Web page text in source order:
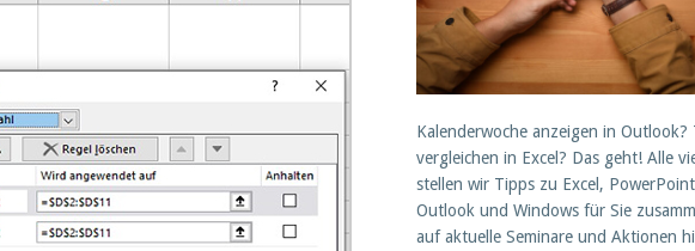
Kalenderwoche anzeigen in Outlook?
vergleichen in Excel? Das geht! Alle
stellen wir Tipps zu Excel,
Outlook und Windows für Sie
auf aktuelle Seminare und Aktionen